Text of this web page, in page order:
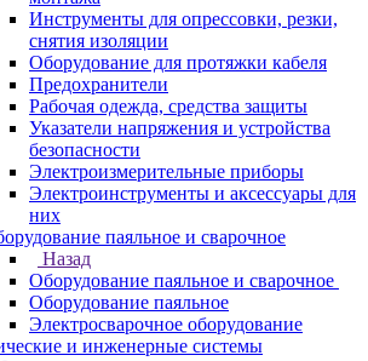
Инструменты для опрессовки, резки,
снятия изоляции
Оборудование для протяжки кабеля
Предохранители
Рабочая одежда, средства защиты
Указатели напряжения и устройства
безопасности
Электроизмерительные приборы
Электроинструменты и аксессуары для
них
паяльное и сварочное
Назад
Оборудование паяльное и сварочное
Оборудование паяльное
Электросварочное оборудование
и инженерные системы